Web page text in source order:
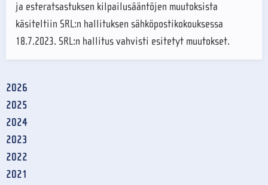
ja esteratsastuksen kilpailusääntöjen muutoksista
käsiteltiin SRL:n hallituksen sähköpostikokouksessa
18.7.2023. SRL:n hallitus vahvisti esitetyt muutokset.
2026
2025
2024
2023
2022
2021